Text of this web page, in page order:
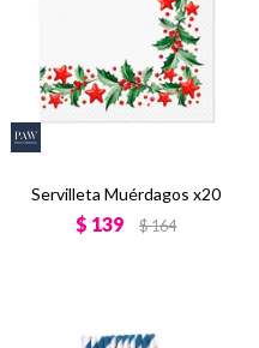
Servilleta Muérdagos x20
$ 139 $164